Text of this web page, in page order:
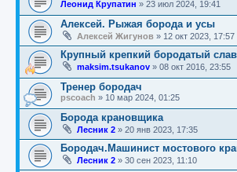
Леонид Крупатин » 23 июл 2024, 19:41
Алексей. Рыжая борода и усы
Алексей Жигунов » 12 окт 2023, 17:57
Крупный крепкий бородатый
maksim.tsukanov » 08 окт 2016, 23:55
Тренер бородач
pscoach » 10 мар 2024, 01:25
Борода крановщика
Лесник 2 » 20 янв 2023, 17:35
Бородач.Машинист мостового
Лесник 2 » 30 сен 2023, 11:10